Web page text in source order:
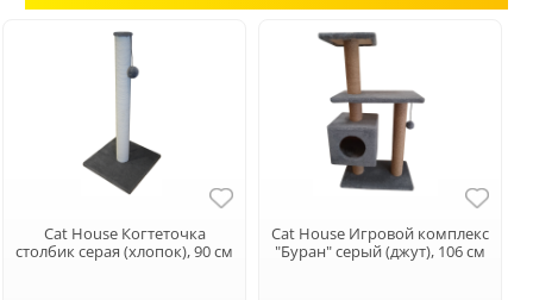
Cat House Когтеточка
столбик серая (хлопок), 90 см
Cat House Игровой комплекс
"Буран" серый (джут), 106 см